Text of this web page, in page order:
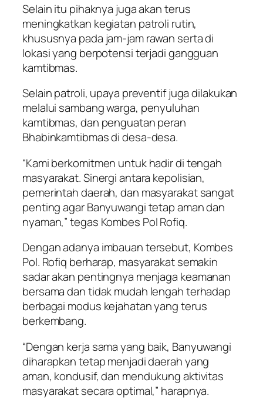
Selain itu pihaknya juga akan terus
meningkatkan kegiatan patroli rutin,
khususnya pada jam-jam rawan serta di
lokasi yang berpotensi terjadi gangguan
kamtibmas.
Selain patroli, upaya preventif juga dilakukan
melalui sambang warga, penyuluhan
kamtibmas, dan penguatan peran
Bhabinkamtibmas di desa-desa.
“Kami berkomitmen untuk hadir di tengah
masyarakat. Sinergi antara kepolisian,
pemerintah daerah, dan masyarakat sangat
penting agar Banyuwangi tetap aman dan
nyaman,” tegas Kombes Pol Rofiq.
Dengan adanya imbauan tersebut, Kombes
Pol. Rofiq berharap, masyarakat semakin
sadar akan pentingnya menjaga keamanan
bersama dan tidak mudah lengah terhadap
berbagai modus kejahatan yang terus
berkembang.
“Dengan kerja sama yang baik, Banyuwangi
diharapkan tetap menjadi daerah yang
aman, kondusif, dan mendukung aktivitas
masyarakat secara optimal,” harapnya.